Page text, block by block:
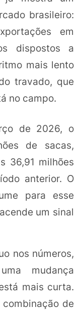
brasileiro:
em
dispostos a
mais lento
travado, que
no campo.
de 2026, o
de sacas,
36,91 milhões
anterior. O
para esse
um sinal
nos números,
mudança
mais curta.
de